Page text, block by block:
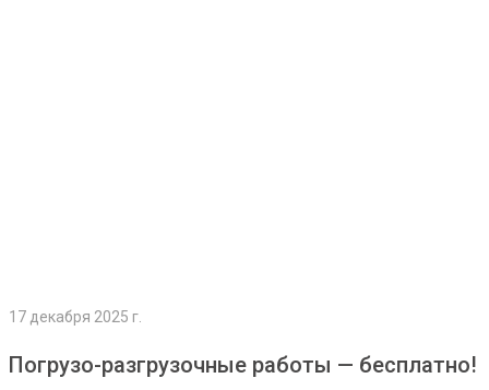
17 декабря 2025 г.
Погрузо-разгрузочные работы — бесплатно!